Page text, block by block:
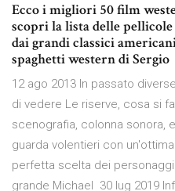
Ecco i migliori 50 film
scopri la lista delle
dai grandi classici
spaghetti western di Sergio
12 ago 2013 In passato
di vedere Le riserve, cosa si
scenografia, colonna sonora,
guarda volentieri con
perfetta scelta dei
grande Michael 30 lug 2019